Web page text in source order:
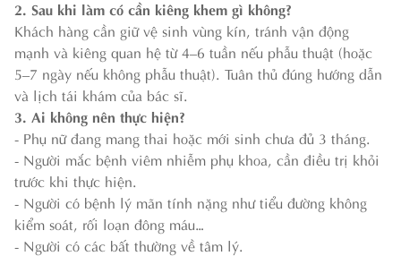
2. Sau khi làm có cần kiêng khem gì không?
Khách hàng cần giữ vệ sinh vùng kín, tránh vận động
mạnh và kiêng quan hệ từ 4–6 tuần nếu phẫu thuật (hoặc
5–7 ngày nếu không phẫu thuật). Tuân thủ đúng hướng dẫn
và lịch tái khám của bác sĩ.
3. Ai không nên thực hiện?
- Phụ nữ đang mang thai hoặc mới sinh chưa đủ 3 tháng.
- Người mắc bệnh viêm nhiễm phụ khoa, cần điều trị khỏi
trước khi thực hiện.
- Người có bệnh lý mãn tính nặng như tiểu đường không
kiểm soát, rối loạn đông máu…
- Người có các bất thường về tâm lý.